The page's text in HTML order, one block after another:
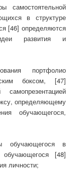
самостоятельной
в структуре
[46] определяются
развития и
портфолио
боксом, [47]
определяющему
обучающегося,
обучающегося в
обучающегося [48]
личности;